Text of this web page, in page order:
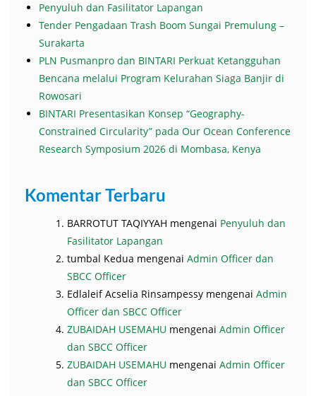
Penyuluh dan Fasilitator Lapangan
Tender Pengadaan Trash Boom Sungai Premulung –
Surakarta
PLN Pusmanpro dan BINTARI Perkuat Ketangguhan
Bencana melalui Program Kelurahan Siaga Banjir di
Rowosari
BINTARI Presentasikan Konsep “Geography-
Constrained Circularity” pada Our Ocean Conference
Research Symposium 2026 di Mombasa, Kenya
Komentar Terbaru
BARROTUT TAQIYYAH mengenai Penyuluh dan
Fasilitator Lapangan
tumbal Kedua mengenai Admin Officer dan
SBCC Officer
Edlaleif Acselia Rinsampessy mengenai Admin
Officer dan SBCC Officer
ZUBAIDAH USEMAHU mengenai Admin Officer
dan SBCC Officer
ZUBAIDAH USEMAHU mengenai Admin Officer
dan SBCC Officer